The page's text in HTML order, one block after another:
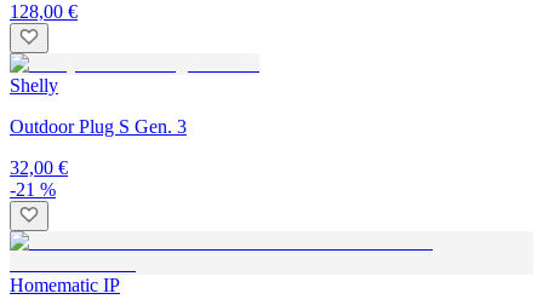
128,00 €
Shelly
Outdoor Plug S Gen. 3
32,00 €
-21 %
Homematic IP